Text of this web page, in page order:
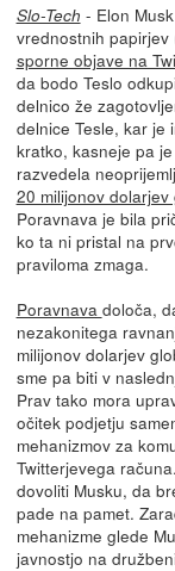
Slo-Tech - Elon Musk
vrednostnih papirjev
sporne objave na
da bodo Teslo
delnico že
delnice Tesle, kar je
kratko, kasneje pa
razvedela
20 milijonov dolarjev
Poravnava je bila
ko ta ni pristal na
praviloma zmaga.
Poravnava določa,
nezakonitega
milijonov dolarjev
sme pa biti v
Prav tako mora
očitek podjetju
mehanizmov za
Twitterjevega
dovoliti Musku, da
pade na pamet.
mehanizme glede
javnostjo na